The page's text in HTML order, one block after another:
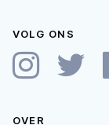
VOLG ONS
OVER